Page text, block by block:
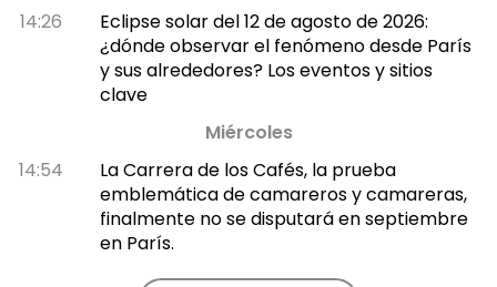
14:26
Eclipse solar del 12 de agosto de 2026:
¿dónde observar el fenómeno desde París
y sus alrededores? Los eventos y sitios
clave
Miércoles
14:54
La Carrera de los Cafés, la prueba
emblemática de camareros y camareras,
finalmente no se disputará en septiembre
en París.